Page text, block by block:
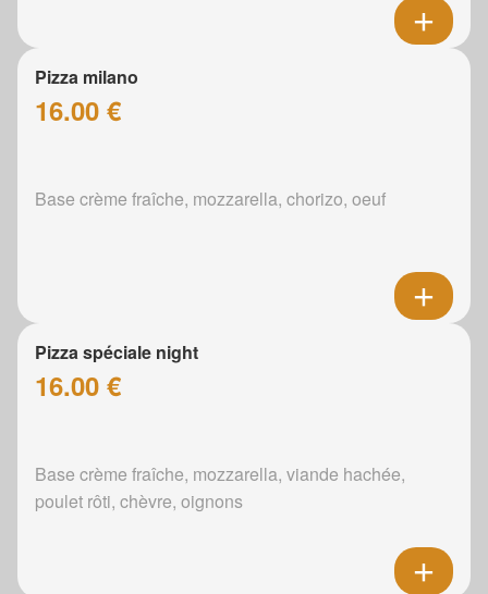
Pizza milano
16.00 €
Base crème fraîche, mozzarella, chorizo, oeuf
Pizza spéciale night
16.00 €
Base crème fraîche, mozzarella, viande hachée,
poulet rôti, chèvre, oignons